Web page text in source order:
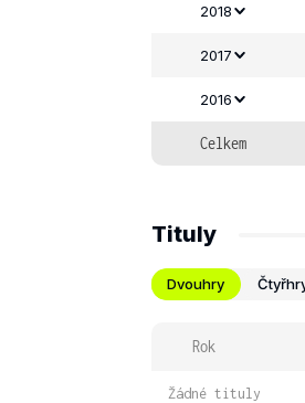
2018
2017
2016
Celkem
Tituly
Dvouhry
Rok
Žádné tituly